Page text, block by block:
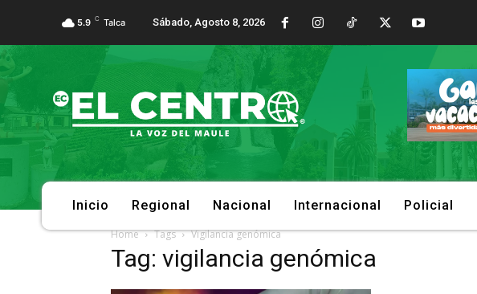
5.9 C Talca Sábado, Agosto 8, 2026
Inicio Regional Nacional Internacional Policial
Home Tags Vigilancia genómica
Tag: vigilancia genómica